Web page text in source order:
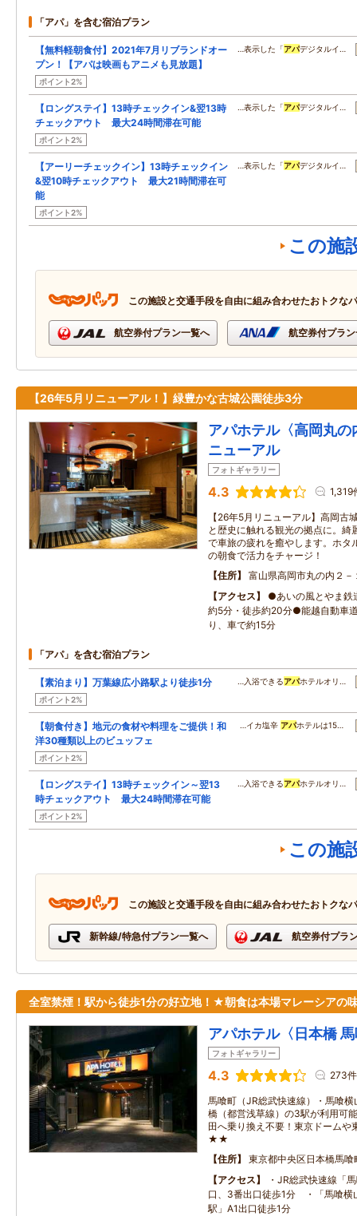
「アパ」を含む宿泊プラン
【無料軽朝食付】2021年7月リブランドオー
プン！【アパは映画もアニメも見放題】
ポイント2%
…表示した「アパデジタルイ…
【ロングステイ】13時チェックイン&翌13時
チェックアウト 最大24時間滞在可能
ポイント2%
…表示した「アパデジタルイ…
【アーリーチェックイン】13時チェックイン
&翌10時チェックアウト 最大21時間滞在可
能
ポイント2%
…表示した「アパデジタルイ…
この施
この施設と交通手段を自由に組み合わせたおトクな
航空券付プラン一覧へ 航空券付プラ
【26年5月リニューアル！】緑豊かな古城公園徒歩3分
アパホテル〈高岡丸
ニューアル
フォトギャラリー
4.3 1,319
【26年5月リニューアル】高岡古
と歴史に触れる観光の拠点に。綺
で車旅の疲れを癒やします。ホタ
の朝食で活力をチャージ！
住所
富山県高岡市丸の内２－
アクセス
●あいの風とやま鉄
約5分・徒歩約20分●能越自動車
り、車で約15分
「アパ」を含む宿泊プラン
【素泊まり】万葉線広小路駅より徒歩1分
ポイント2%
…入浴できるアパホテルオリ…
【朝食付き】地元の食材や料理をご提供！和
洋30種類以上のビュッフェ
ポイント2%
…イカ塩辛 アパホテルは15…
【ロングステイ】13時チェックイン～翌13
時チェックアウト 最大24時間滞在可能
ポイント2%
…入浴できるアパホテルオリ…
この施
この施設と交通手段を自由に組み合わせたおトクな
新幹線/特急付プラン一覧へ 航空券付プラ
全室禁煙！駅から徒歩1分の好立地！★朝食は本場マレーシアの
アパホテル〈日本橋
フォトギャラリー
4.3 273件
馬喰町（JR総武快速線）・馬喰
橋（都営浅草線）の3駅が利用
田へ乗り換え不要！東京ドームや
★★
住所
東京都中央区日本橋馬
アクセス
・JR総武快速線「
口、3番出口徒歩1分 ・「馬喰横
駅」A1出口徒歩1分